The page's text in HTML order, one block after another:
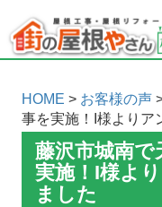
HOME > お客様の声
事を実施！I様よりア
藤沢市城南で
実施！I様よ
ました